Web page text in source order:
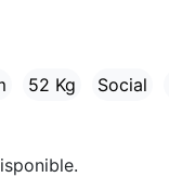
52 Kg Social